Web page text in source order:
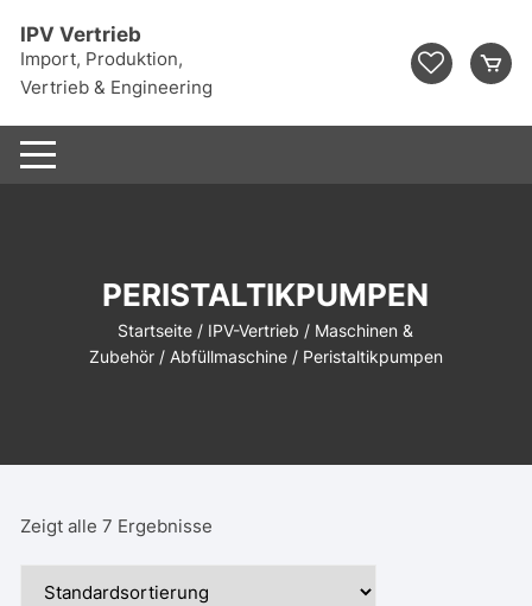
Inhalt
springen
IPV Vertrieb
Import, Produktion,
Vertrieb & Engineering
PERISTALTIKPUMPEN
Startseite / IPV-Vertrieb / Maschinen &
Zubehör/ Abfüllmaschine/ Peristaltikpumpen
Zeigt alle 7 Ergebnisse